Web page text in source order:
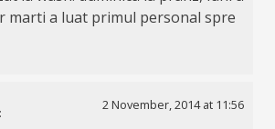
marti a luat primul personal spre
2 November, 2014 at 11:56